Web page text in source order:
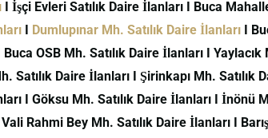
I İşçi Evleri Satılık Daire İlanları I Buca
I Dumlupınar Mh. Satılık Daire İlanları I
OSB Mh. Satılık Daire İlanları I Yaylacık
Satılık Daire İlanları I Şirinkapı Mh. Satılık
I Göksu Mh. Satılık Daire İlanları I İnönü
Rahmi Bey Mh. Satılık Daire İlanları I